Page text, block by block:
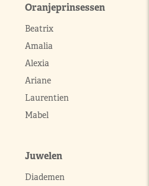
Oranjeprinsessen
Beatrix
Amalia
Alexia
Ariane
Laurentien
Mabel
Juwelen
Diademen